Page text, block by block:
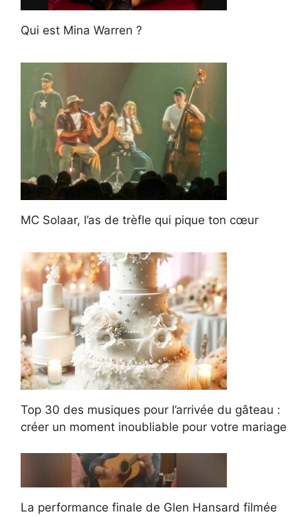
Qui est Mina Warren ?
MC Solaar, l’as de trèfle qui pique ton cœur
Top 30 des musiques pour l’arrivée du gâteau :
créer un moment inoubliable pour votre mariage
La performance finale de Glen Hansard filmée